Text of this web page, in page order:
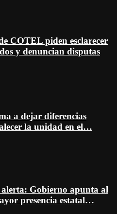
COTEL piden esclarecer
y denuncian disputas
a dejar diferencias
la unidad en el…
alerta: Gobierno apunta al
presencia estatal…